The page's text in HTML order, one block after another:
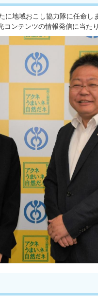
に地域おこし協力隊に任命し
ンテンツの情報発信に当たり